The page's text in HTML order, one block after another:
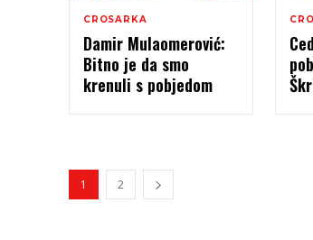
CROSARKA
Damir Mulaomerović:
Bitno je da smo
krenuli s pobjedom
1 2